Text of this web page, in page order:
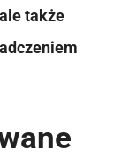
także